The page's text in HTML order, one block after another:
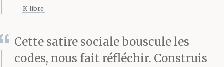
dalles de pierre formant
un pavage inégal, lustre
poussiéreux, grand
K-libre
Cette satire sociale bouscule les
codes, nous fait réfléchir. Construis